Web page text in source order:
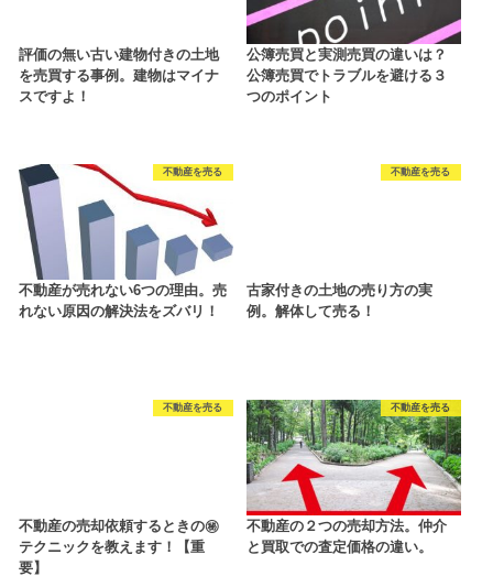
評価の無い古い建物付きの土地
を売買する事例。建物はマイナ
スですよ！
公簿売買と実測売買の違いは？
公簿売買でトラブルを避ける３
つのポイント
不動産を売る
不動産が売れない6つの理由。売
れない原因の解決法をズバリ！
不動産を売る
古家付きの土地の売り方の実
例。解体して売る！
不動産を売る
不動産の売却依頼するときの㊙
テクニックを教えます！【重
要】
不動産を売る
不動産の２つの売却方法。仲介
と買取での査定価格の違い。